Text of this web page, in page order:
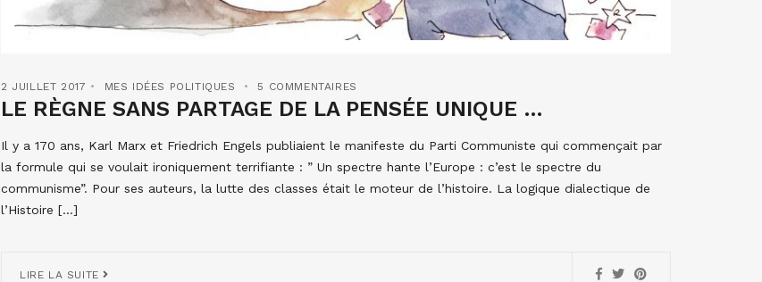
2 JUILLET 2017 MES IDÉES POLITIQUES 5 COMMENTAIRES
LE RÈGNE SANS PARTAGE DE LA PENSÉE UNIQUE …
Il y a 170 ans, Karl Marx et Friedrich Engels publiaient le manifeste du Parti Communiste qui commençait par
la formule qui se voulait ironiquement terrifiante : ” Un spectre hante l’Europe : c’est le spectre du
communisme”. Pour ses auteurs, la lutte des classes était le moteur de l’histoire. La logique dialectique de
l’Histoire […]
LIRE LA SUITE